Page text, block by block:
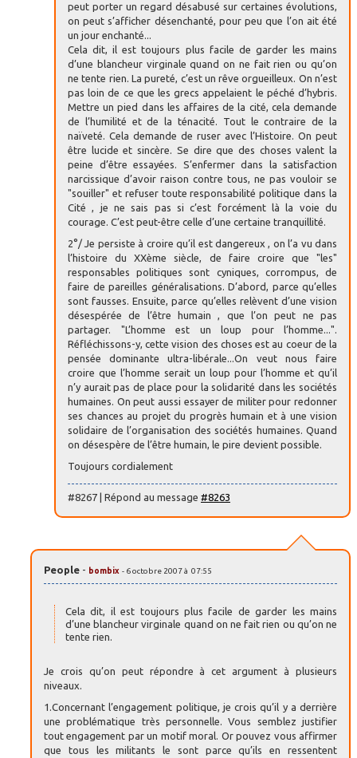
peut porter un regard désabusé sur certaines évolutions,
on peut s’afficher désenchanté, pour peu que l’on ait été
un jour enchanté...
Cela dit, il est toujours plus facile de garder les mains
d’une blancheur virginale quand on ne fait rien ou qu’on
ne tente rien. La pureté, c’est un rêve orgueilleux. On n’est
pas loin de ce que les grecs appelaient le péché d’hybris.
Mettre un pied dans les affaires de la cité, cela demande
de l’humilité et de la ténacité. Tout le contraire de la
naïveté. Cela demande de ruser avec l’Histoire. On peut
être lucide et sincère. Se dire que des choses valent la
peine d’être essayées. S’enfermer dans la satisfaction
narcissique d’avoir raison contre tous, ne pas vouloir se
"souiller" et refuser toute responsabilité politique dans la
Cité , je ne sais pas si c’est forcément là la voie du
courage. C’est peut-être celle d’une certaine tranquillité.
2°/ Je persiste à croire qu’il est dangereux , on l’a vu dans
l’histoire du XXème siècle, de faire croire que "les"
responsables politiques sont cyniques, corrompus, de
faire de pareilles généralisations. D’abord, parce qu’elles
sont fausses. Ensuite, parce qu’elles relèvent d’une vision
désespérée de l’être humain , que l’on peut ne pas
partager. "L’homme est un loup pour l’homme...".
Réfléchissons-y, cette vision des choses est au coeur de la
pensée dominante ultra-libérale...On veut nous faire
croire que l’homme serait un loup pour l’homme et qu’il
n’y aurait pas de place pour la solidarité dans les sociétés
humaines. On peut aussi essayer de militer pour redonner
ses chances au projet du progrès humain et à une vision
solidaire de l’organisation des sociétés humaines. Quand
on désespère de l’être humain, le pire devient possible.
Toujours cordialement
#8267 | Répond au message #8263
People - bombix - 6 octobre 2007 à 07:55
Cela dit, il est toujours plus facile de garder les mains
d’une blancheur virginale quand on ne fait rien ou qu’on ne
tente rien.
Je crois qu’on peut répondre à cet argument à plusieurs
niveaux.
1.Concernant l’engagement politique, je crois qu’il y a derrière
une problématique très personnelle. Vous semblez justifier
tout engagement par un motif moral. Or pouvez vous affirmer
que tous les militants le sont parce qu’ils en ressentent